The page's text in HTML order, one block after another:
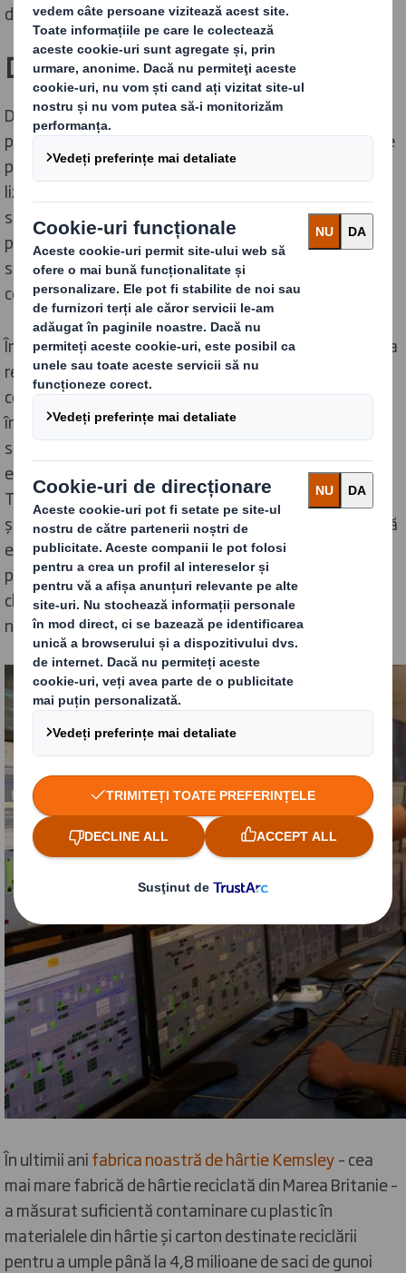
domeniu.
Digitalizare
Digitalizarea sistemelor de reciclare este necesară
pentru reciclare și gestionarea deșeurilor, pentru a ține
pasul cu cererea. Datele și informațiile trebuie să fie
lizibile și de impact pentru ca companiile să facă
schimbări pozitive, iar prin integrarea digitalizării și a
platformelor de date se asigură că companiile au
suficiente informații pentru a lua deciziile corecte în
ceea ce privește reciclarea.
În prezent, colaborăm cu IBM pentru a explora utilizarea
recunoașterii imaginilor pentru a identifica
contaminanții din procesul de reciclare care pot
împiedica procesul de reciclare. De asemenea, utilizăm
scanere cu infraroșu (Near Infra-Red, NIR) pentru a
elimina contaminarea cu plastic în timpul reciclării.
Testat prima dată în fabricile noastre din Regatul Unit
și Italia, NIR este acum implementat în rețeaua noastră
europeană de fabrici și poate identifica cantitățile de
plastic din hârtie și carton colectate pentru reciclare
chiar și înainte ca hârtia să fie descărcată la fabricile
noastre.
În ultimii anifabrica noastră de hârtie Kemsley– cea
mai mare fabrică de hârtie reciclată din Marea Britanie –
a măsurat suficientă contaminare cu plastic în
materialele din hârtie și carton destinate reciclării
pentru a umple până la 4,8 milioane de saci de gunoi